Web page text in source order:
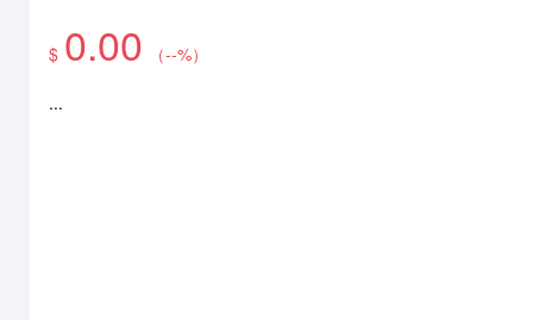
$ 0.00 （--%）
...